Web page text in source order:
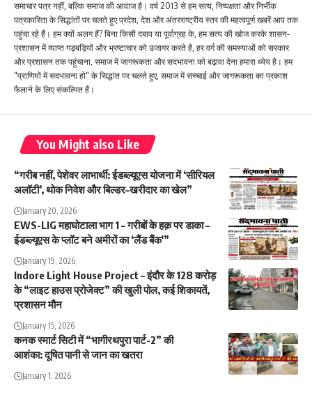
समाचार पत्र नहीं, बल्कि समाज की आवाज है। वर्ष 2013 से हम सत्य, निष्पक्षता और निर्भीक
पत्रकारिता के सिद्धांतों पर चलते हुए प्रदेश, देश और अंतरराष्ट्रीय स्तर की महत्वपूर्ण खबरें आप तक
पहुंचा रहे हैं। हम क्यों अलग हैं? बिना किसी दबाव या पूर्वाग्रह के, हम सत्य की खोज करके शासन-
प्रशासन में व्याप्त गड़बड़ियों और भ्रष्टाचार को उजागर करते है, हर वर्ग की समस्याओं को सरकार
और प्रशासन तक पहुंचाना, समाज में जागरूकता और सदभावना को बढ़ावा देना हमारा ध्येय है। हम
"प्राणियों में सदभावना हो" के सिद्धांत पर चलते हुए, समाज में सच्चाई और जागरूकता का प्रकाश
फैलाने के लिए संकल्पित हैं।
You Might also Like
“गरीब नहीं, पेशेवर लाभार्थी: ईडब्ल्यूएस योजना में ‘सीरियल
अलॉटी’, थोक निवेश और बिल्डर–खरीदार का खेल”
January 20, 2026
EWS-LIG महाघोटाला भाग 1 – गरीबों के हक़ पर डाका –
ईडब्ल्यूएस के प्लॉट बने अमीरों का ‘लैंड बैंक'”
January 19, 2026
Indore Light House Project – इंदौर के 128 करोड़
के “लाइट हाउस प्रोजेक्ट” की खुली पोल, कई शिकायतें,
प्रशासन मौन
January 15, 2026
कनक स्मार्ट सिटी में “भागीरथपुरा पार्ट-2” की
आशंका: दूषित पानी से जान का खतरा
January 1, 2026